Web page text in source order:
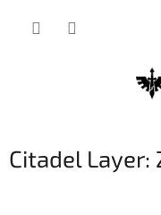
Citadel Layer: